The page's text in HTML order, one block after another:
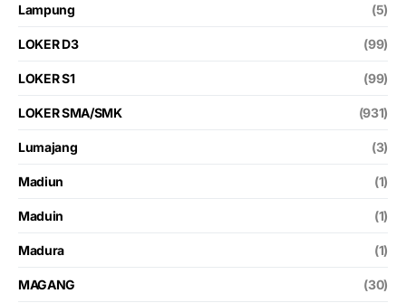
Lampung (5)
LOKER D3 (99)
LOKER S1 (99)
LOKER SMA/SMK (931)
Lumajang (3)
Madiun (1)
Maduin (1)
Madura (1)
MAGANG (30)